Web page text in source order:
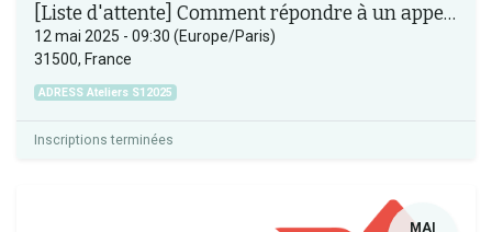
[Liste d'attente] Comment répondre à un appel à projets AAP et à appel manifestation d’intérêt général AMI ?
12 mai 2025 - 09:30 (Europe/Paris)
31500, France
ADRESS Ateliers S12025
Inscriptions terminées
MAI